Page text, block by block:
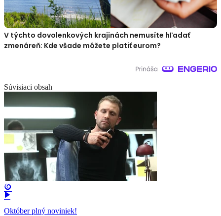
V týchto dovolenkových krajinách nemusíte hľadať
zmenáreň: Kde všade môžete platiť eurom?
Súvisiaci obsah
Október plný noviniek!